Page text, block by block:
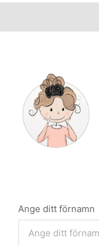
Ange ditt förnamn